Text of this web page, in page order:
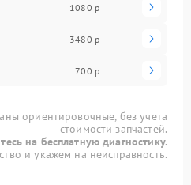
1080 р
3480 р
700 р
ориентировочные, без учета
стоимости запчастей.
на бесплатную диагностику.
и укажем на неисправность.